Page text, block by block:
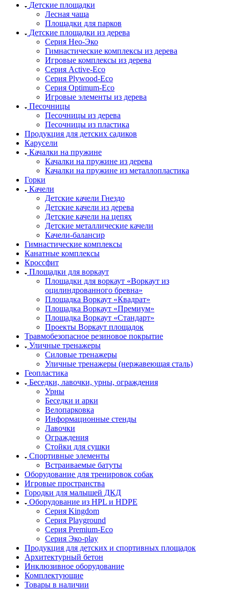
Детские площадки
Лесная чаща
Площадки для парков
Детские площадки из дерева
Серия Нео-Эко
Гимнастические комплексы из дерева
Игровые комплексы из дерева
Серия Active-Eco
Серия Plywood-Eco
Серия Оptimum-Еco
Игровые элементы из дерева
Песочницы
Песочницы из дерева
Песочницы из пластика
Продукция для детских садиков
Карусели
Качалки на пружине
Качалки на пружине из дерева
Качалки на пружине из металлопластика
Горки
Качели
Детские качели Гнездо
Детские качели из дерева
Детские качели на цепях
Детские металлические качели
Качели-балансир
Гимнастические комплексы
Канатные комплексы
Кроссфит
Площадки для воркаут
Площадки для воркаут «Воркаут из
оцилиндрованного бревна»
Площадка Воркаут «Квадрат»
Площадка Воркаут «Премиум»
Площадка Воркаут «Стандарт»
Проекты Воркаут площадок
Травмобезопасное резиновое покрытие
Уличные тренажеры
Силовые тренажеры
Уличные тренажеры (нержавеющая сталь)
Геопластика
Беседки, лавочки, урны, ограждения
Урны
Беседки и арки
Велопарковка
Информационные стенды
Лавочки
Ограждения
Стойки для сушки
Спортивные элементы
Встраиваемые батуты
Оборудование для тренировок собак
Игровые пространства
Городки для малышей ДКД
Оборудование из HPL и HDPE
Серия Kingdom
Серия Playground
Серия Premium-Eco
Серия Эко-play
Продукция для детских и спортивных площадок
Архитектурный бетон
Инклюзивное оборудование
Комплектующие
Товары в наличии